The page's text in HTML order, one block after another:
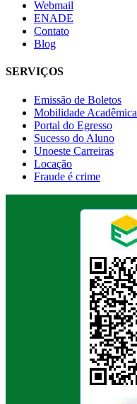
Webmail
ENADE
Contato
Blog
SERVIÇOS
Emissão de Boletos
Mobilidade Acadêmica
Portal do Egresso
Sucesso do Aluno
Unoeste Carreiras
Locação
Fraude é crime